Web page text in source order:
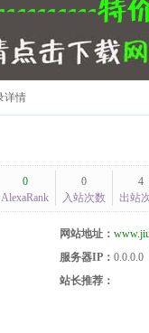
详情
0
AlexaRank
0
入站次数
4
出站
网站地址：
服务器IP： 0.0.0.0
站长推荐：